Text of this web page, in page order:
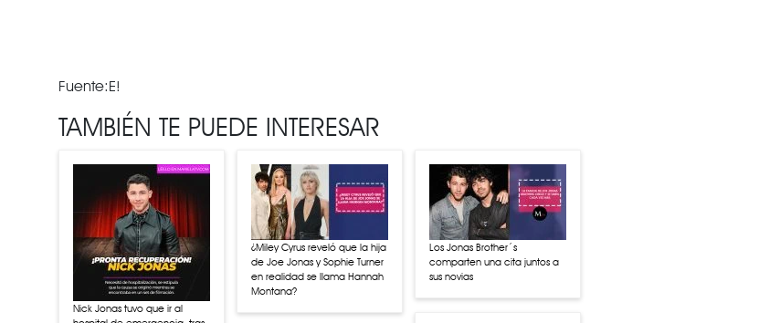
Fuente:E!
TAMBIÉN TE PUEDE INTERESAR
Nick Jonas tuvo que ir al
¿Miley Cyrus reveló que la hija
de Joe Jonas y Sophie Turner
en realidad se llama Hannah
Montana?
Los Jonas Brother´s
comparten una cita juntos a
sus novias